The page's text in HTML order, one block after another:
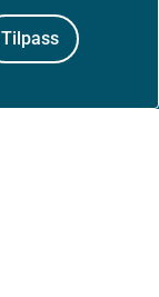
Tilpass